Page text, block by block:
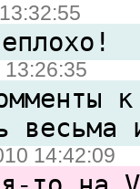
14:42:09